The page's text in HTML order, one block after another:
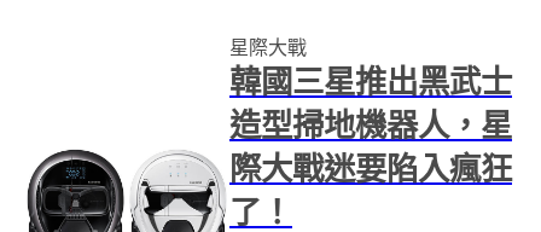
Columbia Sp...
星際大戰
韓國三星推出黑武士
造型掃地機器人，星
際大戰迷要陷入瘋狂
了！